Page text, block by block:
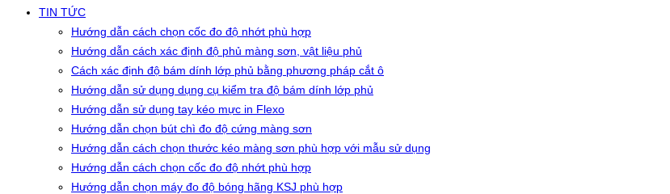
TIN TỨC
Hướng dẫn cách chọn cốc đo độ nhớt phù hợp
Hướng dẫn cách xác định độ phủ màng sơn, vật liệu phủ
Cách xác định độ bám dính lớp phủ bằng phương pháp cắt ô
Hướng dẫn sử dụng dụng cụ kiểm tra độ bám dính lớp phủ
Hướng dẫn sử dụng tay kéo mực in Flexo
Hướng dẫn chọn bút chì đo độ cứng màng sơn
Hướng dẫn cách chọn thước kéo màng sơn phù hợp với mẫu sử dụng
Hướng dẫn cách chọn cốc đo độ nhớt phù hợp
Hướng dẫn chọn máy đo độ bóng hãng KSJ phù hợp